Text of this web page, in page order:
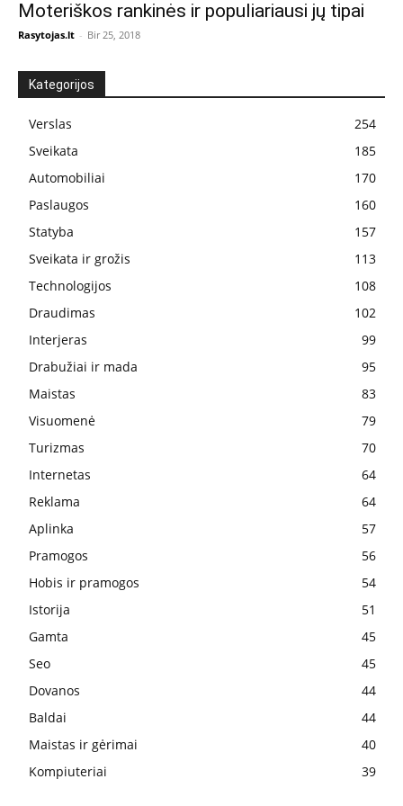
Moteriškos rankinės ir populiariausi jų tipai
Rasytojas.lt - Bir 25, 2018
Kategorijos
Verslas
254
Sveikata
185
Automobiliai
170
Paslaugos
160
Statyba
157
Sveikata ir grožis
113
Technologijos
108
Draudimas
102
Interjeras
99
Drabužiai ir mada
95
Maistas
83
Visuomenė
79
Turizmas
70
Internetas
64
Reklama
64
Aplinka
57
Pramogos
56
Hobis ir pramogos
54
Istorija
51
Gamta
45
Seo
45
Dovanos
44
Baldai
44
Maistas ir gėrimai
40
Kompiuteriai
39